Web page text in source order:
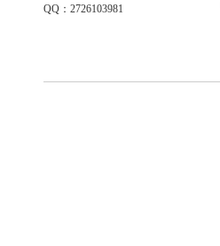
QQ：2726103981